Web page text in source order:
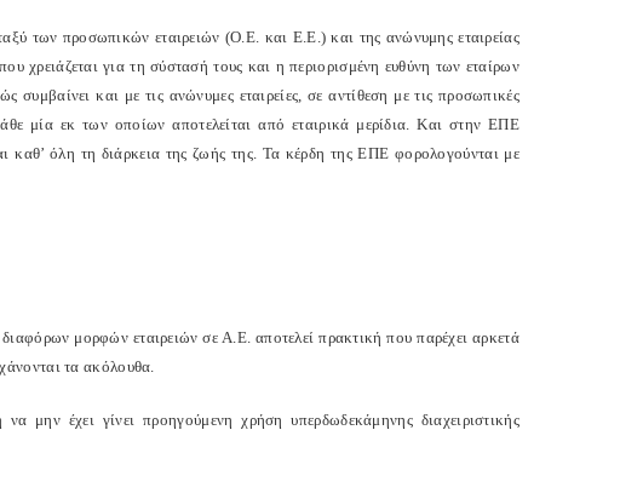
των προσωπικών εταιρειών (Ο.Ε. και Ε.Ε.) και της ανώνυμης εταιρείας
χρειάζεται για τη σύστασή τους και η περιορισμένη ευθύνη των εταίρων
και με τις ανώνυμες εταιρείες, σε αντίθεση με τις προσωπικές
μία εκ των οποίων αποτελείται από εταιρικά μερίδια. Και στην ΕΠΕ
καθ’ όλη τη διάρκεια της ζωής της. Τα κέρδη της ΕΠΕ φορολογούνται με
μορφών εταιρειών σε Α.Ε. αποτελεί πρακτική που παρέχει αρκετά
τα ακόλουθα.
μην έχει γίνει προηγούμενη χρήση υπερδωδεκάμηνης διαχειριστικής